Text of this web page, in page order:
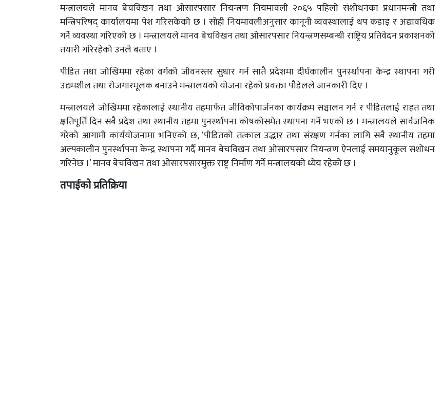
मन्त्रालयले मानव बेचविखन तथा ओसारपसार नियन्त्रण नियमावली २०६५ पहिलो संशोधनका प्रधानमन्त्री तथा
मन्त्रिपरिषद् कार्यालयमा पेश गरिसकेको छ । सोही नियमावलीअनुसार कानूनी व्यवस्थालाई थप कडाइ र अद्यावधिक
गर्ने व्यवस्था गरिएको छ । मन्त्रालयले मानव बेचविखन तथा ओसारपसार नियन्त्रणसम्बन्धी राष्ट्रिय प्रतिवेदन प्रकाशनको
तयारी गरिरहेको उनले बताए ।
पीडित तथा जोखिममा रहेका वर्गको जीवनस्तर सुधार गर्न सातै प्रदेशमा दीर्घकालीन पुनर्स्थापना केन्द्र स्थापना गरी
उद्यमशील तथा रोजगारमूलक बनाउने मन्त्रालयको योजना रहेको प्रवक्ता पौडेलले जानकारी दिए ।
मन्त्रालयले जोखिममा रहेकालाई स्थानीय तहमार्फत जीविकोपार्जनका कार्यक्रम सञ्चालन गर्न र पीडितलाई राहत तथा
क्षतिपूर्ति दिन सबै प्रदेश तथा स्थानीय तहमा पुनर्स्थापना कोषकोसमेत स्थापना गर्ने भएको छ । मन्त्रालयले सार्वजनिक
गरेको आगामी कार्ययोजनामा भनिएको छ, ‘पीडितको तत्काल उद्धार तथा संरक्षण गर्नका लागि सबै स्थानीय तहमा
अल्पकालीन पुनर्स्थापना केन्द्र स्थापना गर्दै मानव बेचविखन तथा ओसारपसार नियन्त्रण ऐनलाई समयानुकूल संशोधन
गरिनेछ ।’ मानव बेचविखन तथा ओसारपसारमुक्त राष्ट्र निर्माण गर्ने मन्त्रालयको ध्येय रहेको छ ।
तपाईको प्रतिक्रिया